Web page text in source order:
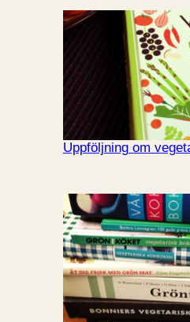
Uppföljning om